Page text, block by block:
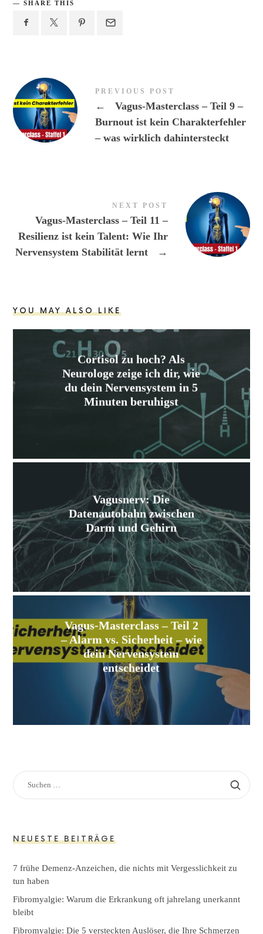
SHARE THIS
PREVIOUS POST
←
Vagus-Masterclass – Teil 9 –
Burnout ist kein Charakterfehler
– was wirklich dahintersteckt
NEXT POST
Vagus-Masterclass – Teil 11 –
Resilienz ist kein Talent: Wie Ihr
Nervensystem Stabilität lernt
→
YOU MAY ALSO LIKE
Cortisol zu hoch? Als
Neurologe zeige ich dir, wie
du dein Nervensystem in 5
Minuten beruhigst
Vagusnerv: Die
Datenautobahn zwischen
Darm und Gehirn
Vagus-Masterclass – Teil 2
– Alarm vs. Sicherheit – wie
dein Nervensystem
entscheidet
SUCHEN
NACH:
NEUESTE BEITRÄGE
7 frühe Demenz-Anzeichen, die nichts mit Vergesslichkeit zu
tun haben
Fibromyalgie: Warum die Erkrankung oft jahrelang unerkannt
bleibt
Fibromyalgie: Die 5 versteckten Auslöser, die Ihre Schmerzen